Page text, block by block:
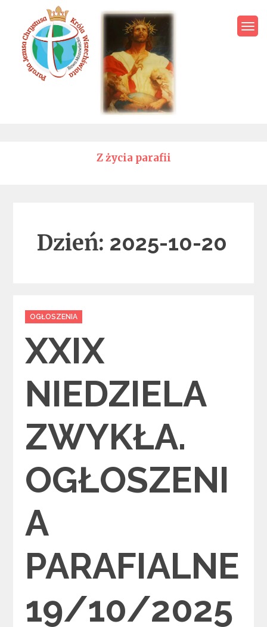
content
Parafia Jezusa Chrystusa
Króla Wszechświata – Rawa
Z życia parafii
Dzień: 2025-10-20
Categories
OGŁOSZENIA
XXIX
NIEDZIELA
ZWYKŁA.
OGŁOSZENI
A
PARAFIALNE
19/10/2025